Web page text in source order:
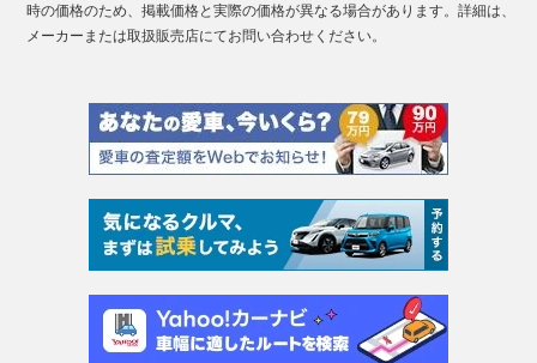
時の価格のため、掲載価格と実際の価格が異なる場合があります。詳細は、
メーカーまたは取扱販売店にてお問い合わせください。